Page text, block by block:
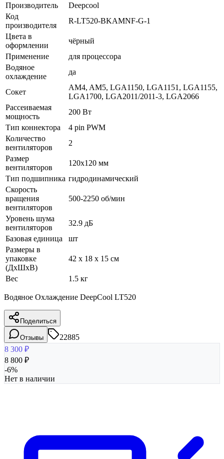
Производитель
Deepcool
Код
производителя
R-LT520-BKAMNF-G-1
Цвета в
оформлении
чёрный
Применение
для процессора
Водяное
охлаждение
да
Сокет
AM4, AM5, LGA1150, LGA1151, LGA1155,
LGA1700, LGA2011/2011-3, LGA2066
Рассеиваемая
мощность
200 Вт
Тип коннектора
4 pin PWM
Количество
вентиляторов
2
Размер
вентиляторов
120x120 мм
Тип подшипника гидродинамический
Скорость
вращения
вентиляторов
500-2250 об/мин
Уровень шума
вентиляторов
32.9 дБ
Базовая единица
шт
Размеры в
упаковке
(ДхШхВ)
42 x 18 x 15 см
Вес 1.5 кг
Водяное Охлаждение DeepCool LT520
Поделиться
Отзывы
22885
8 300 ₽
8 800 ₽
-6%
Нет в наличии